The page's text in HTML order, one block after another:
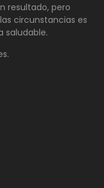
resultado, pero
circunstancias es
saludable.